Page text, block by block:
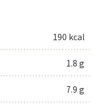
190 kcal
1.8 g
7.9 g